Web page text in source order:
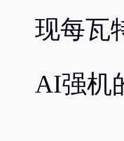
现每瓦
AI强机